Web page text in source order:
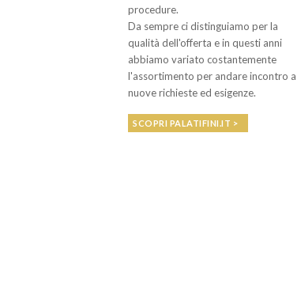
procedure.
Da sempre ci distinguiamo per la
qualità dell'offerta e in questi anni
abbiamo variato costantemente
l'assortimento per andare incontro a
nuove richieste ed esigenze.
SCOPRI PALATIFINI.IT >